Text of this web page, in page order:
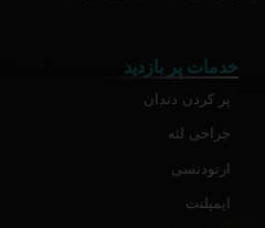
خدمات پر بازدید
پر کردن دندان
جراحی لثه
ارتودنسی
ایمپلنت